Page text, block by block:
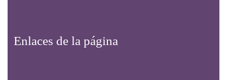
Enlaces de la página